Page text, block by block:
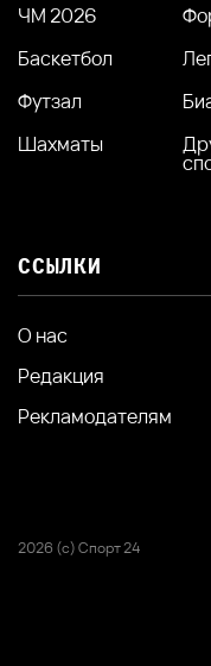
ЧМ 2026
Баскетбол
Футзал
Шахматы
ССЫЛКИ
О нас
Редакция
Рекламодателям
2026 (с) Спорт 24